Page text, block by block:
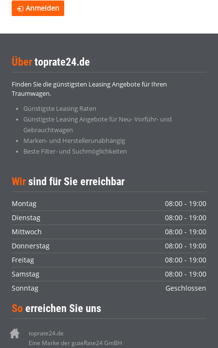
Anmelden
Über toprate24.de
Finden Sie die günstigsten Leasing Angebote für Ihren
Traumwagen.
Günstigste Leasing Raten
Günstigste Leasing Angebote für Neu- Vorführ- und
Gebrauchtwagen
Marken- und Herstellerunabhängig
Beste Filter- und Suchmöglichkeiten
Wir sind für Sie erreichbar
Montag
08:00 - 19:00
Dienstag
08:00 - 19:00
Mittwoch
08:00 - 19:00
Donnerstag
08:00 - 19:00
Freitag
08:00 - 19:00
Samstag
08:00 - 19:00
Sonntag
Geschlossen
So erreichen Sie uns
toprate24.de
Eine Marke der guteRate24 GmBH